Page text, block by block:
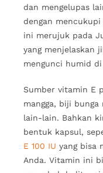
dan mengelupas
dengan
ini merujuk pada
yang menjelaskan
mengunci humid
Sumber vitamin E
mangga, biji
lain-lain. Bahkan
bentuk kapsul,
E 100 IU yang bisa
Anda. Vitamin ini